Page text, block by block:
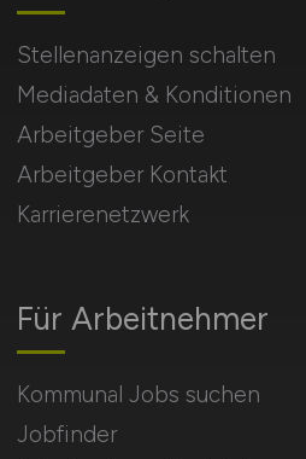
Für Arbeitnehmer
Kommunal Jobs suchen
Jobfinder
Stellenanzeigen schalten
Mediadaten & Konditionen
Arbeitgeber Seite
Arbeitgeber Kontakt
Karrierenetzwerk